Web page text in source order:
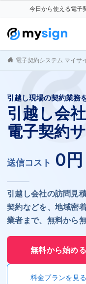
今日から使える電子
電子契約システム マイサ
引越し現場の契約業務
引越し会
電子契約
送信コスト 0円
引越し会社の訪問見
契約などを、地域密
業者まで、無料から
無料から始める
料金プランを見る